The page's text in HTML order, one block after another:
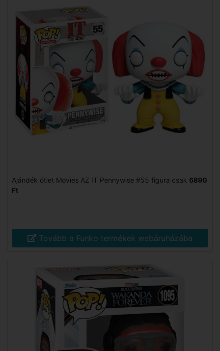
Ajándék ötlet Movies AZ IT Pennywise #55 figura csak 6890
Ft
Tovább a Funko termékek webáruházába